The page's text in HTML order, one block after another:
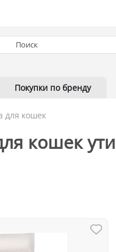
Покупки по бренду
для кошек
кошек